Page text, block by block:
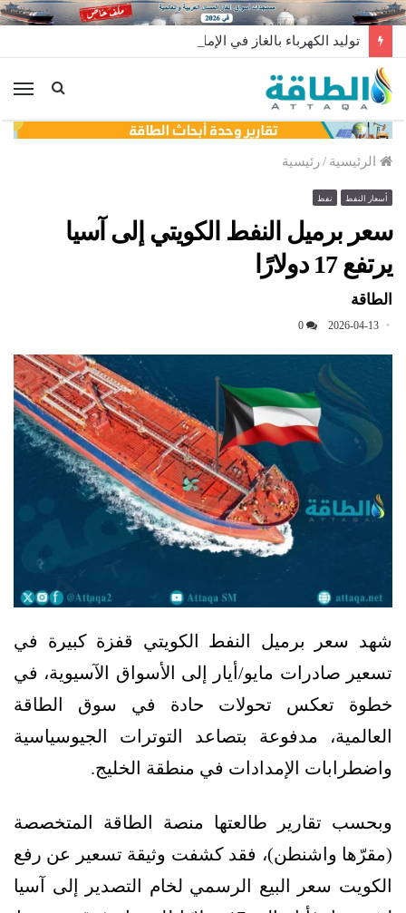
توليد الكهرباء بالغاز في الإمارات يرتفع للعام الثاني
الرئيسية /رئيسية
أسعار النفط نفط
سعر برميل النفط الكويتي إلى آسيا
يرتفع 17 دولارًا
الطاقة
2026-04-13
0
شهد سعر برميل النفط الكويتي قفزة كبيرة في
تسعير صادرات مايو/أيار إلى الأسواق الآسيوية، في
خطوة تعكس تحولات حادة في سوق الطاقة
العالمية، مدفوعة بتصاعد التوترات الجيوسياسية
واضطرابات الإمدادات في منطقة الخليج.
وبحسب تقارير طالعتها منصة الطاقة المتخصصة
(مقرّها واشنطن)، فقد كشفت وثيقة تسعير عن رفع
الكويت سعر البيع الرسمي لخام التصدير إلى آسيا